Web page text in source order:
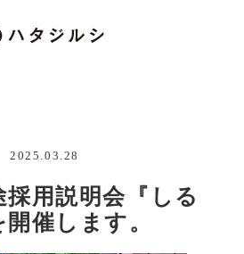
2025.03.28
採用説明会『しる
催します。